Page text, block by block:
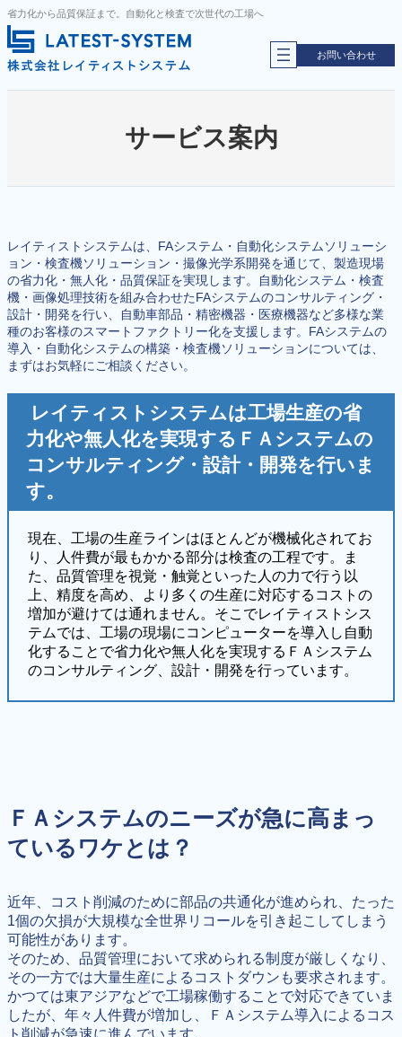
内
容
を
ス
省力化から品質保証まで。自動化と検査で次世代の工場へ
お問い合わせ
サービス案内
レイティストシステムは、FAシステム・自動化システムソリューシ
ョン・検査機ソリューション・撮像光学系開発を通じて、製造現場
の省力化・無人化・品質保証を実現します。自動化システム・検査
機・画像処理技術を組み合わせたFAシステムのコンサルティング・
設計・開発を行い、自動車部品・精密機器・医療機器など多様な業
種のお客様のスマートファクトリー化を支援します。FAシステムの
導入・自動化システムの構築・検査機ソリューションについては、
まずはお気軽にご相談ください。
レイティストシステムは工場生産の省
力化や無人化を実現するＦＡシステムの
コンサルティング・設計・開発を行いま
す。
現在、工場の生産ラインはほとんどが機械化されてお
り、人件費が最もかかる部分は検査の工程です。ま
た、品質管理を視覚・触覚といった人の力で行う以
上、精度を高め、より多くの生産に対応するコストの
増加が避けては通れません。そこでレイティストシス
テムでは、工場の現場にコンピューターを導入し自動
化することで省力化や無人化を実現するＦＡシステム
のコンサルティング、設計・開発を行っています。
ＦＡシステムのニーズが急に高まっ
ているワケとは？
近年、コスト削減のために部品の共通化が進められ、たった
1個の欠損が大規模な全世界リコールを引き起こしてしまう
可能性があります。
そのため、品質管理において求められる制度が厳しくなり、
その一方では大量生産によるコストダウンも要求されます。
かつては東アジアなどで工場稼働することで対応できていま
したが、年々人件費が増加し、ＦＡシステム導入によるコス